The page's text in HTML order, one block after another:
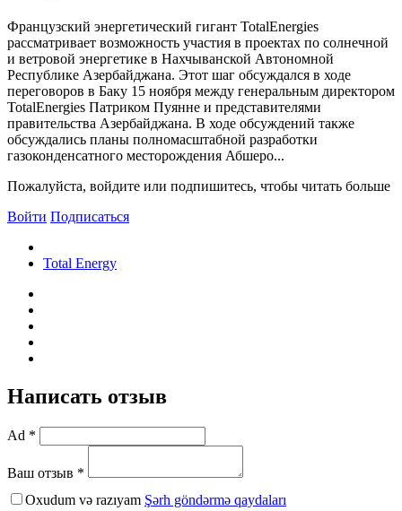
Французский энергетический гигант TotalEnergies
рассматривает возможность участия в проектах по солнечной
и ветровой энергетике в Нахчыванской Автономной
Республике Азербайджана. Этот шаг обсуждался в ходе
переговоров в Баку 15 ноября между генеральным директором
TotalEnergies Патриком Пуянне и представителями
правительства Азербайджана. В ходе обсуждений также
обсуждались планы полномасштабной разработки
газоконденсатного месторождения Абшеро...
Пожалуйста, войдите или подпишитесь, чтобы читать больше
Войти Подписаться
Total Energy
Написать отзыв
Ad *
Ваш отзыв *
Oxudum və razıyam Şərh göndərmə qaydaları